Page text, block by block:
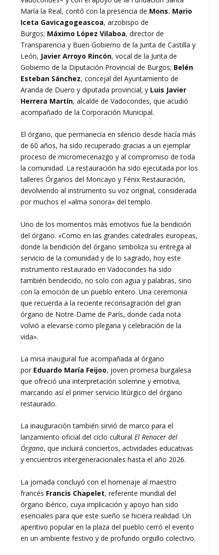
María la Real, contó con la presencia de Mons. Mario
Iceta Gavicagogeascoa, arzobispo de
Burgos; Máximo López Vilaboa, director de
Transparencia y Buen Gobierno de la Junta de Castilla y
León, Javier Arroyo Rincón, vocal de la Junta de
Gobierno de la Diputación Provincial de Burgos; Belén
Esteban Sánchez, concejal del Ayuntamiento de
Aranda de Duero y diputada provincial; y Luis Javier
Herrera Martín, alcalde de Vadocondes, que acudió
acompañado de la Corporación Municipal.
El órgano, que permanecía en silencio desde hacía más
de 60 años, ha sido recuperado gracias a un ejemplar
proceso de micromecenazgo y al compromiso de toda
la comunidad. La restauración ha sido ejecutada por los
talleres Órganos del Moncayo y Fénix Restauración,
devolviendo al instrumento su voz original, considerada
por muchos el «alma sonora» del templo.
Uno de los momentos más emotivos fue la bendición
del órgano. «Como en las grandes catedrales europeas,
donde la bendición del órgano simboliza su entrega al
servicio de la comunidad y de lo sagrado, hoy este
instrumento restaurado en Vadocondes ha sido
también bendecido, no solo con agua y palabras, sino
con la emoción de un pueblo entero. Una ceremonia
que recuerda a la reciente reconsagración del gran
órgano de Notre-Dame de París, donde cada nota
volvió a elevarse como plegaria y celebración de la
vida».
La misa inaugural fue acompañada al órgano
por Eduardo María Feijoo, joven promesa burgalesa
que ofreció una interpretación solemne y emotiva,
marcando así el primer servicio litúrgico del órgano
restaurado.
La inauguración también sirvió de marco para el
lanzamiento oficial del ciclo culturalEl Renacer del
Órgano, que incluirá conciertos, actividades educativas
y encuentros intergeneracionales hasta el año 2026.
La jornada concluyó con el homenaje al maestro
francés Francis Chapelet, referente mundial del
órgano ibérico, cuya implicación y apoyo han sido
esenciales para que este sueño se hiciera realidad. Un
aperitivo popular en la plaza del pueblo cerró el evento
en un ambiente festivo y de profundo orgullo colectivo.